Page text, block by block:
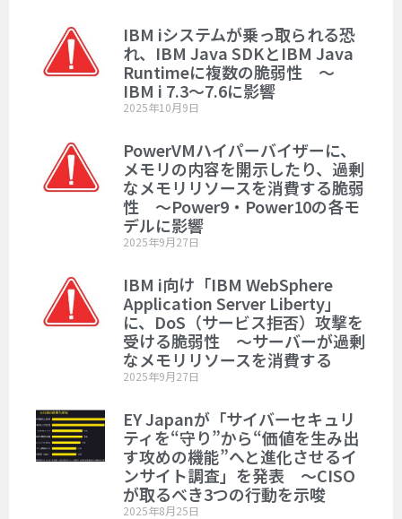
IBM iシステムが乗っ取られる恐
れ、IBM Java SDKとIBM Java
Runtimeに複数の脆弱性 ～
IBM i 7.3～7.6に影響
2025年10月9日
PowerVMハイパーバイザーに、
メモリの内容を開示したり、過剰
なメモリリソースを消費する脆弱
性 ～Power9・Power10の各モ
デルに影響
2025年9月27日
IBM i向け「IBM WebSphere
Application Server Liberty」
に、DoS（サービス拒否）攻撃を
受ける脆弱性 ～サーバーが過剰
なメモリリソースを消費する
2025年9月27日
EY Japanが「サイバーセキュリ
ティを“守り”から“価値を生み出
す攻めの機能”へと進化させるイ
ンサイト調査」を発表 ～CISO
が取るべき3つの行動を示唆
2025年8月25日